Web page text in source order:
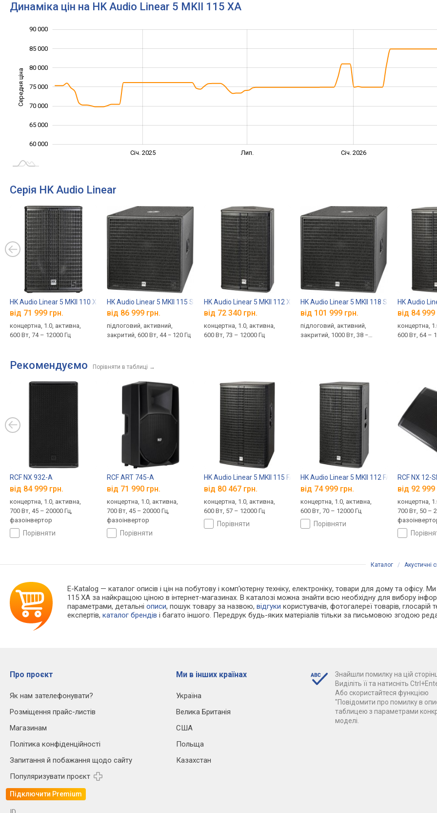
Динаміка цін на HK Audio Linear 5 MKII 115 XA
Середня ціна 60 000
60 000
65 000
70 000
75 000
80 000
85 000
90 000
Січ. 2025 Лип. Січ. 2026
Серія HK Audio Linear
HK Audio Linear 5 MKII 110 XA
від 71 999 грн.
концертна, 1.0, активна,
600 Вт, 74 – 12000 Гц
HK Audio Linear 5 MKII 115 Sub A
від 86 999 грн.
підлоговий, активний,
закритий, 600 Вт, 44 − 120 Гц
HK Audio Linear 5 MKII 112 XA
від 72 340 грн.
концертна, 1.0, активна,
600 Вт, 73 – 12000 Гц
HK Audio Linear 5 MKII 118 Sub A
від 101 999 грн.
підлоговий, активний,
закритий, 1000 Вт, 38 −
HK Audio
від 84 999
концертна,
600 Вт, 64 –
Рекомендуємо Порівняти в таблиці →
RCF NX 932-A
від 84 999 грн.
концертна, 1.0, активна,
700 Вт, 45 – 20000 Гц,
фазоінвертор
порівняти
RCF ART 745-A
від 71 990 грн.
концертна, 1.0, активна,
700 Вт, 45 – 20000 Гц,
фазоінвертор
порівняти
HK Audio Linear 5 MKII 115 FA
від 80 467 грн.
концертна, 1.0, активна,
600 Вт, 57 – 12000 Гц
порівняти
HK Audio Linear 5 MKII 112 FA
від 74 999 грн.
концертна, 1.0, активна,
600 Вт, 70 – 12000 Гц
порівняти
RCF NX 12-
від 92 999
концертна,
700 Вт, 50 –
Каталог / Акустичні
E-Katalog — каталог описів і цін на побутову і комп'ютерну техніку, електроніку, товари для дому та офісу.
115 XA за найкращою ціною в інтернет-магазинах. В каталозі можна знайти всю необхідну для вибору
параметрами, детальніописи, пошук товару за назвою,відгуки користувачів, фотогалереї товарів, глосарій
експертів,каталог брендів і багато іншого. Передрук будь-яких матеріалів тільки за письмовою згодою
Про проєкт
Як нам зателефонувати?
Розміщення прайс-листів
Магазинам
Політика конфіденційності
Запитання й побажання щодо сайту
Популяризувати проєкт
Підключити Premium
Ми в інших країнах
Україна
Велика Британія
США
Польща
Казахстан
Знайшли помилку на цій
Виділіть її та натисніть
Або скористайтеся функцією
"Повідомити про помилку в
таблицею з параметрами
моделі.